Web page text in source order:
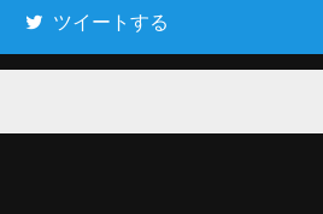
ツイートする